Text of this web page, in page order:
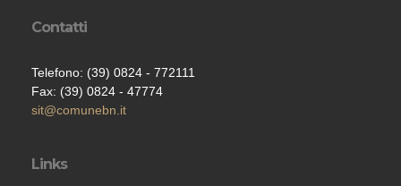
Contatti
Telefono: (39) 0824 - 772111
Fax: (39) 0824 - 47774
sit@comunebn.it
Links